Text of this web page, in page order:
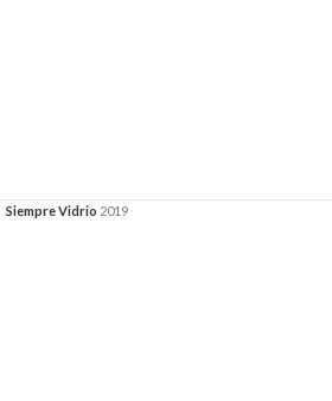
Siempre Vidrio 2019